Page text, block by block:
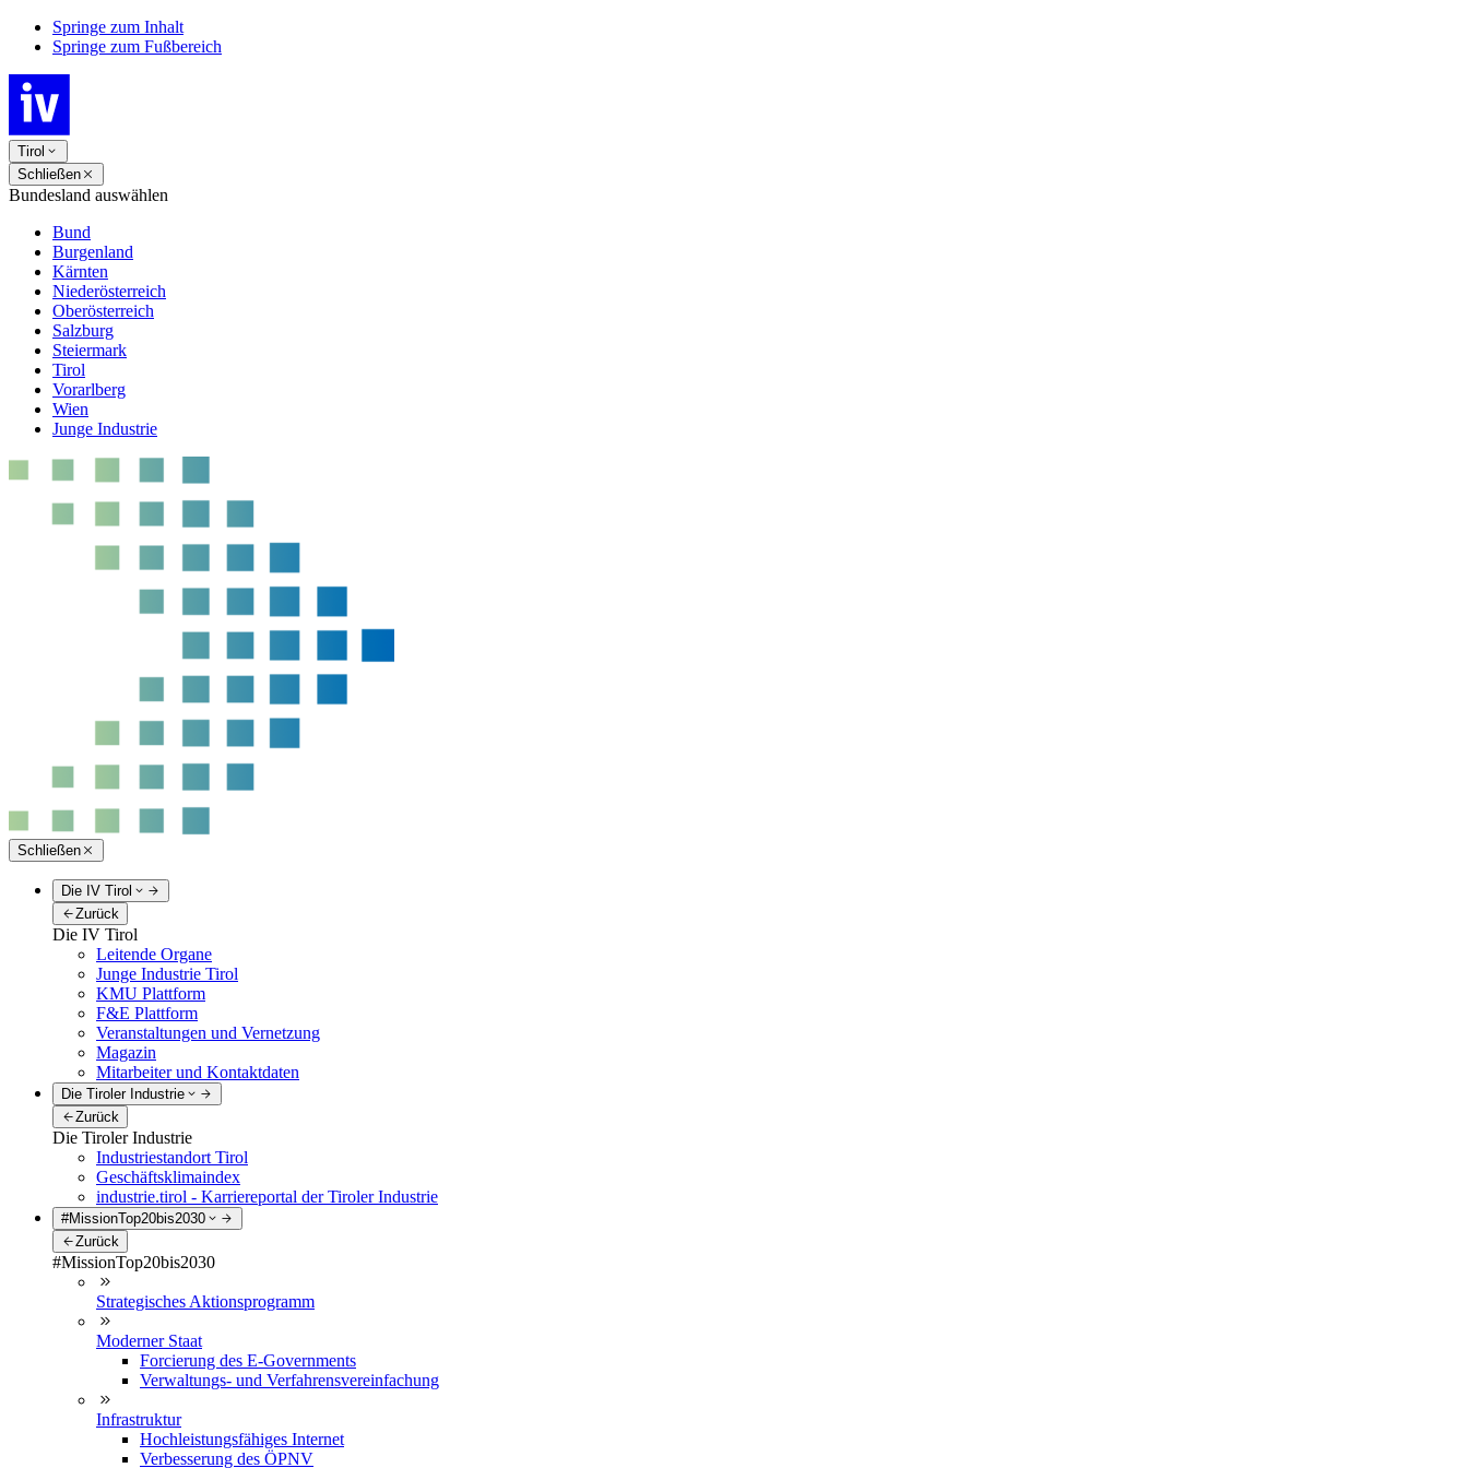
Springe zum Inhalt
Springe zum Fußbereich
Tirol
Schließen
Bundesland auswählen
Bund
Burgenland
Kärnten
Niederösterreich
Oberösterreich
Salzburg
Steiermark
Tirol
Vorarlberg
Wien
Junge Industrie
Schließen
Die IV Tirol
Zurück
Die IV Tirol
Leitende Organe
Junge Industrie Tirol
KMU Plattform
F&E Plattform
Veranstaltungen und Vernetzung
Magazin
Mitarbeiter und Kontaktdaten
Die Tiroler Industrie
Zurück
Die Tiroler Industrie
Industriestandort Tirol
Geschäftsklimaindex
industrie.tirol - Karriereportal der Tiroler Industrie
#MissionTop20bis2030
Zurück
#MissionTop20bis2030
Strategisches Aktionsprogramm
Moderner Staat
Forcierung des E-Governments
Verwaltungs- und Verfahrensvereinfachung
Infrastruktur
Hochleistungsfähiges Internet
Verbesserung des ÖPNV